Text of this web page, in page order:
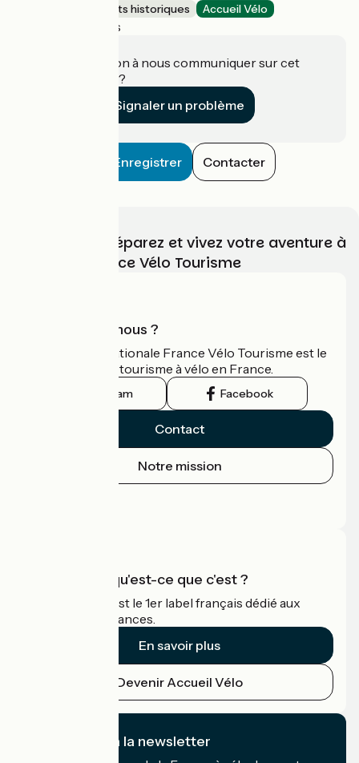
Sites et monuments historiques Accueil Vélo
Arc-et-Senans
Une information à nous communiquer sur cet
établissement ?
Signaler un problème
Enregistrer Contacter
Choisissez, préparez et vivez votre aventure à
vélo avec France Vélo Tourisme
Qui sommes-nous ?
L'association nationale France Vélo Tourisme est le
guide officiel du tourisme à vélo en France.
Instagram Facebook
Contact
Notre mission
Accueil Vélo qu'est-ce que c'est ?
Accueil Vélo c'est le 1er label français dédié aux
cyclistes en vacances.
En savoir plus
Devenir Accueil Vélo
Je m'abonne à la newsletter